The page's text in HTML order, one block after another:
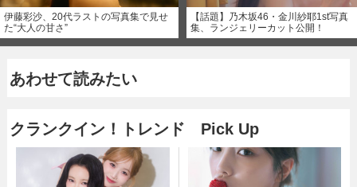
伊藤彩沙、20代ラストの写真集で見せ
た“大人の甘さ”
【話題】乃木坂46・金川紗耶1st写真
集、ランジェリーカット公開！
あわせて読みたい
クランクイン！トレンド Pick Up